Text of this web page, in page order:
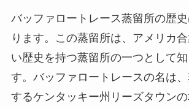
バッファロートレース蒸留所の歴
ります。この蒸留所は、アメリカ
い歴史を持つ蒸留所の一つとして
す。バッファロートレースの名は
するケンタッキー州リーズタウン